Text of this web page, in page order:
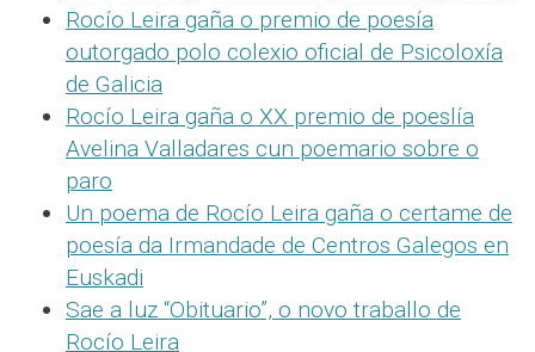
Rocío Leira gaña o premio de poesía
outorgado polo colexio oficial de Psicoloxía
de Galicia
Rocío Leira gaña o XX premio de poeslía
Avelina Valladares cun poemario sobre o
paro
Un poema de Rocío Leira gaña o certame de
poesía da Irmandade de Centros Galegos en
Euskadi
Sae a luz “Obituario”, o novo traballo de
Rocío Leira